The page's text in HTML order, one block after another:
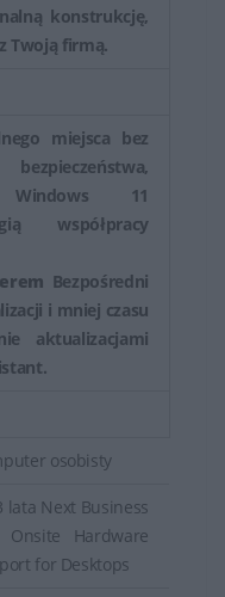
konstrukcję,
Twoją firmą.
miejsca bez
Windows 11
współpracy
Bezpośredni
i mniej czasu
aktualizacjami
osobisty
lata Next Business
Onsite Hardware
for Desktops